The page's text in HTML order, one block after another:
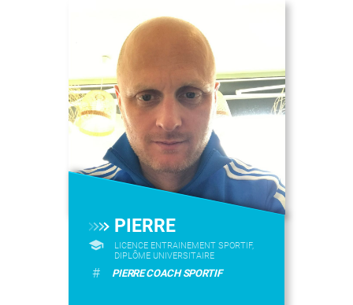
PIERRE
LICENCE ENTRAINEMENT SPORTIF,
DIPLÔME UNIVERSITAIRE
# PIERRE COACH SPORTIF